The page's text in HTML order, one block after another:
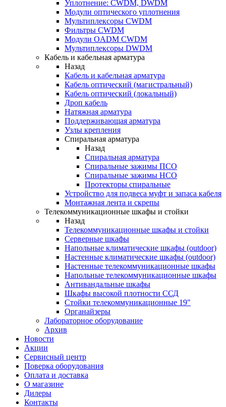
Уплотнение: CWDM, DWDM
Модули оптического уплотнения
Мультиплексоры CWDM
Фильтры CWDM
Модули OADM CWDM
Мультиплексоры DWDM
Кабель и кабельная арматура
Назад
Кабель и кабельная арматура
Кабель оптический (магистральный)
Кабель оптический (локальный)
Дроп кабель
Натяжная арматура
Поддерживающая арматура
Узлы крепления
Спиральная арматура
Назад
Спиральная арматура
Спиральные зажимы ПСО
Спиральные зажимы НСО
Протекторы спиральные
Устройство для подвеса муфт и запаса кабеля
Монтажная лента и скрепы
Телекоммуникационные шкафы и стойки
Назад
Телекоммуникационные шкафы и стойки
Серверные шкафы
Напольные климатические шкафы (outdoor)
Настенные климатические шкафы (outdoor)
Настенные телекоммуникационные шкафы
Напольные телекоммуникационные шкафы
Антивандальные шкафы
Шкафы высокой плотности ССД
Стойки телекоммуникационные 19"
Органайзеры
Лабораторное оборудование
Архив
Новости
Акции
Сервисный центр
Поверка оборудования
Оплата и доставка
О магазине
Дилеры
Контакты